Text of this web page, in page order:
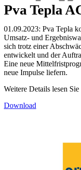
Pva Tepla
01.09.2023: Pva Tepla
Umsatz- und
sich trotz einer
entwickelt und der
Eine neue
neue Impulse liefern.
Weitere Details lesen
Download